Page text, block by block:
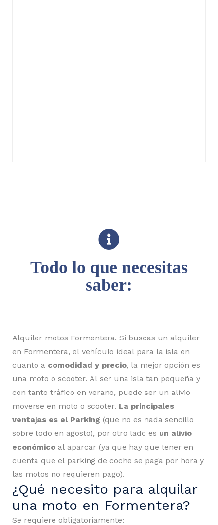
Todo lo que necesitas
saber:
Alquiler motos Formentera. Si buscas un alquiler
en Formentera, el vehículo ideal para la isla en
cuanto a comodidad y precio, la mejor opción es
una moto o scooter. Al ser una isla tan pequeña y
con tanto tráfico en verano, puede ser un alivio
moverse en moto o scooter. La principales
ventajas es el Parking (que no es nada sencillo
sobre todo en agosto), por otro lado es un alivio
económico al aparcar (ya que hay que tener en
cuenta que el parking de coche se paga por hora y
las motos no requieren pago).
¿Qué necesito para alquilar
una moto en Formentera?
Se requiere obligatoriamente: